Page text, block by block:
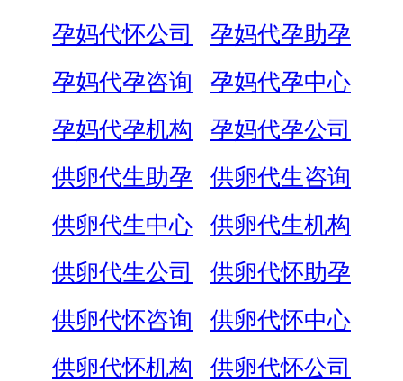
孕妈代怀公司
孕妈代孕助孕
孕妈代孕咨询
孕妈代孕中心
孕妈代孕机构
孕妈代孕公司
供卵代生助孕
供卵代生咨询
供卵代生中心
供卵代生机构
供卵代生公司
供卵代怀助孕
供卵代怀咨询
供卵代怀中心
供卵代怀机构
供卵代怀公司